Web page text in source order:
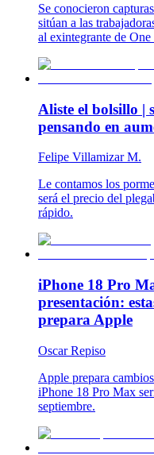
Se conocieron
sitúan a las
al exintegrante de
Aliste el bolsillo |
pensando en
Felipe Villamizar M.
Le contamos los
será el precio del
rápido.
iPhone 18 Pro
presentación:
prepara Apple
Oscar Repiso
Apple prepara
iPhone 18 Pro Max
septiembre.